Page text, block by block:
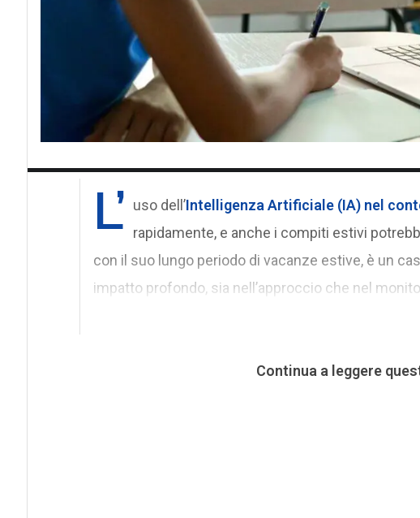
L’ uso dell’Intelligenza Artificiale (IA) nel
rapidamente, e anche i compiti estivi
con il suo lungo periodo di vacanze estive, è un
impatto profondo, sia nell’approccio che nel
Continua a leggere